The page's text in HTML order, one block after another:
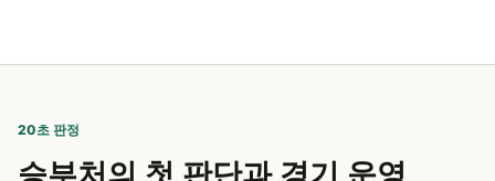
20초 판정